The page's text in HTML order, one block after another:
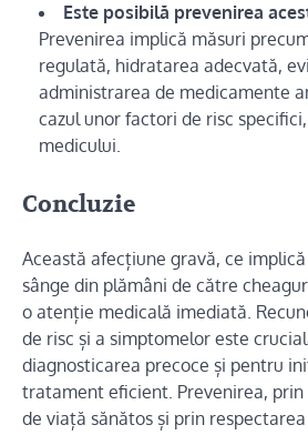
Este posibilă prevenirea
Prevenirea implică măsuri
regulată, hidratarea adecvată,
administrarea de medicamente
cazul unor factori de risc
medicului.
Concluzie
Această afecțiune gravă, ce
sânge din plămâni de către
o atenție medicală imediată.
de risc și a simptomelor este
diagnosticarea precoce și pentru
tratament eficient. Prevenirea,
de viață sănătos și prin